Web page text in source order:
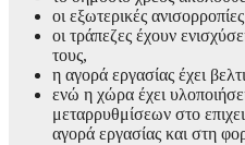
οι εξωτερικές
οι τράπεζες έχουν
τους,
η αγορά εργασίας έχει
ενώ η χώρα έχει
μεταρρυθμίσεων στο
αγορά εργασίας και στη